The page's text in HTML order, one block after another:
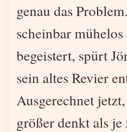
genau das
scheinbar mühelos
begeistert, spürt
sein altes Revier
Ausgerechnet
größer denkt als je